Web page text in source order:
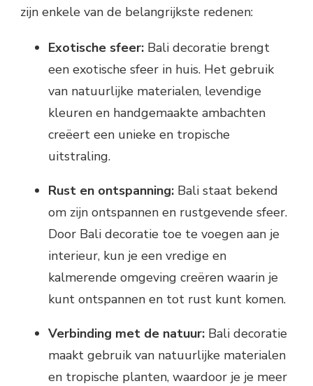
zijn enkele van de belangrijkste redenen:
Exotische sfeer: Bali decoratie brengt
een exotische sfeer in huis. Het gebruik
van natuurlijke materialen, levendige
kleuren en handgemaakte ambachten
creëert een unieke en tropische
uitstraling.
Rust en ontspanning: Bali staat bekend
om zijn ontspannen en rustgevende sfeer.
Door Bali decoratie toe te voegen aan je
interieur, kun je een vredige en
kalmerende omgeving creëren waarin je
kunt ontspannen en tot rust kunt komen.
Verbinding met de natuur: Bali decoratie
maakt gebruik van natuurlijke materialen
en tropische planten, waardoor je je meer